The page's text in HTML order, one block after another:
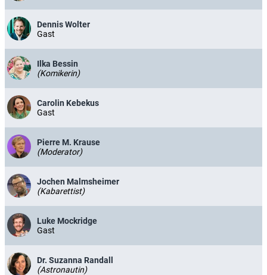
Dennis Wolter
Gast
Ilka Bessin
(Komikerin)
Carolin Kebekus
Gast
Pierre M. Krause
(Moderator)
Jochen Malmsheimer
(Kabarettist)
Luke Mockridge
Gast
Dr. Suzanna Randall
(Astronautin)